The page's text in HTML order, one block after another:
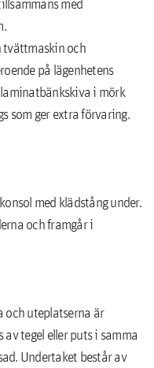
tvättmaskin och
på lägenhetens
i mörk
som ger extra förvaring.
med klädstång under.
och framgår i
och uteplatserna är
tegel eller puts i samma
Undertaket består av